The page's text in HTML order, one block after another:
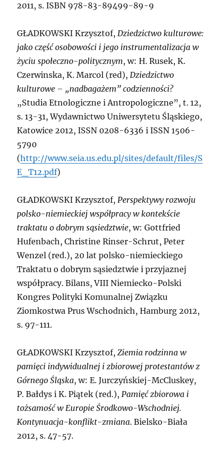
2011, s. ISBN 978-83-89499-89-9
GŁADKOWSKI Krzysztof, Dziedzictwo kulturowe:
jako część osobowości i jego instrumentalizacja w
życiu społeczno-politycznym, w: H. Rusek, K.
Czerwinska, K. Marcol (red),Dziedzictwo
kulturowe – „nadbagażem” codzienności?
„Studia Etnologiczne i Antropologiczne”, t. 12,
s. 13-31, Wydawnictwo Uniwersytetu Śląskiego,
Katowice 2012, ISSN 0208-6336 i ISSN 1506-
5790
(http://www.seia.us.edu.pl/sites/default/files/S
E_T12.pdf)
GŁADKOWSKI Krzysztof, Perspektywy rozwoju
polsko-niemieckiej współpracy w kontekście
traktatu o dobrym sąsiedztwie, w: Gottfried
Hufenbach, Christine Rinser-Schrut, Peter
Wenzel (red.), 20 lat polsko-niemieckiego
Traktatu o dobrym sąsiedztwie i przyjaznej
współpracy. Bilans, VIII Niemiecko-Polski
Kongres Polityki Komunalnej Związku
Ziomkostwa Prus Wschodnich, Hamburg 2012,
s. 97-111.
GŁADKOWSKI Krzysztof, Ziemia rodzinna w
pamięci indywidualnej i zbiorowej protestantów z
Górnego Śląska, w: E. Jurczyńskiej-McCluskey,
P. Bałdys i K. Piątek (red.),Pamięć zbiorowa i
tożsamość w Europie Środkowo-Wschodniej.
Kontynuacja-konflikt-zmiana. Bielsko-Biała
2012, s. 47-57.